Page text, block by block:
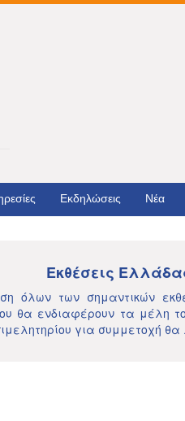
Εκδηλώσεις Νέα
Εκθέσεις
όλων των σημαντικών
θα ενδιαφέρουν τα μέλη
για συμμετοχή θα